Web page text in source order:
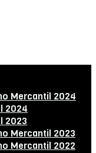
Mercantil 2024
2024
2023
Mercantil 2023
Mercantil 2022